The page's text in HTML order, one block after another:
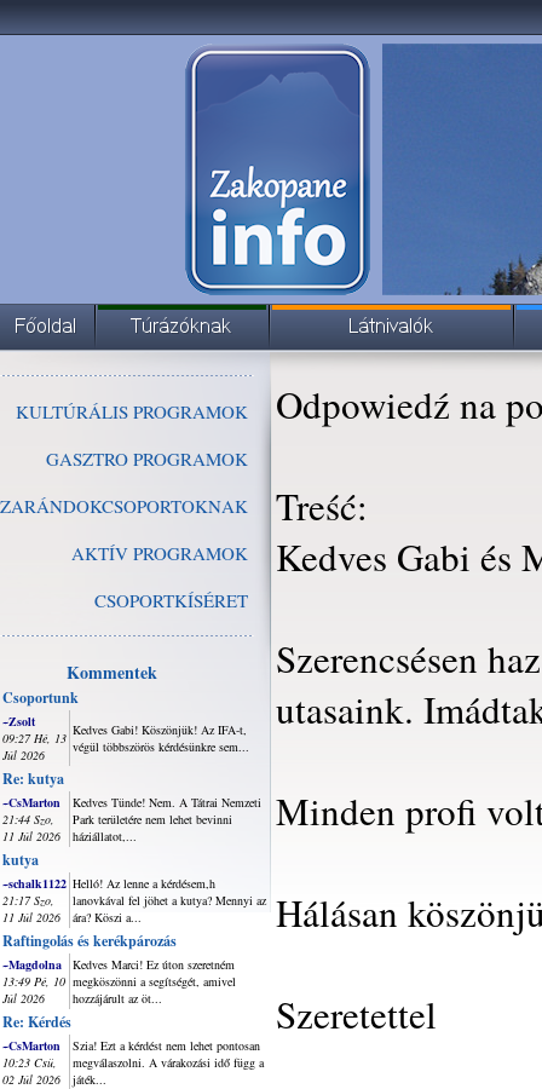
KULTÚRÁLIS PROGRAMOK
GASZTRO PROGRAMOK
ZARÁNDOKCSOPORTOKNAK
AKTÍV PROGRAMOK
CSOPORTKÍSÉRET
Kommentek
Csoportunk
~Zsolt
09:27 Hé, 13
Júl 2026
Kedves Gabi! Köszönjük! Az IFA-t,
végül többszörös kérdésünkre sem...
Re: kutya
~CsMarton
21:44 Szo,
11 Júl 2026
Kedves Tünde! Nem. A Tátrai Nemzeti
Park területére nem lehet bevinni
háziállatot,...
kutya
~schalk1122
21:17 Szo,
11 Júl 2026
Helló! Az lenne a kérdésem,h
lanovkával fel jöhet a kutya? Mennyi az
ára? Köszi a...
Raftingolás és kerékpározás
~Magdolna
13:49 Pé, 10
Júl 2026
Kedves Marci! Ez úton szeretném
megköszönni a segítségét, amivel
hozzájárult az öt...
Re: Kérdés
~CsMarton
10:23 Csü,
02 Júl 2026
Szia! Ezt a kérdést nem lehet pontosan
megválaszolni. A várakozási idő függ a
játék...
Odpowiedź na
Treść:
Kedves Gabi és
Szerencsésen
utasaink.
Minden profi
Hálásan
Szeretettel